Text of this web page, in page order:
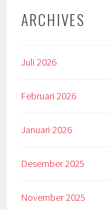
ARCHIVES
Juli 2026
Februari 2026
Januari 2026
Desember 2025
November 2025